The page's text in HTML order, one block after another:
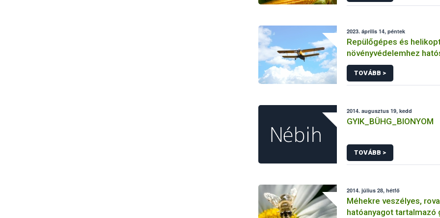
2023. április 14, péntek
Repülőgépes és
növényvédelemhez
engedéllyel rendelkező
TOVÁBB >
2014. augusztus 19, kedd
GYIK_BÜHG_BIONYOM
TOVÁBB >
2014. július 28, hétfő
Méhekre veszélyes,
hatóanyagot tartalmazó